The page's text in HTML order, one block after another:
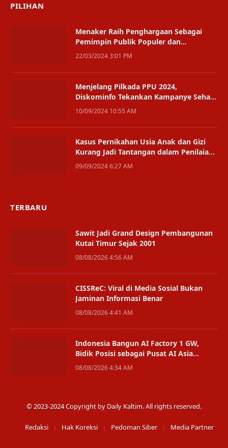
PILIHAN
Menaker Raih Penghargaan Sebagai
Pemimpin Publik Populer dan
Perempuan Inspiratif
22/03/2024 3:01 PM
Menjelang Pilkada PPU 2024,
Diskominfo Tekankan Kampanye Sehat
Tanpa Provokasi
10/09/2024 10:55 AM
Kasus Pernikahan Usia Anak dan Gizi
Kurang Jadi Tantangan dalam Penilaian
KLA di PPU
09/09/2024 6:27 AM
TERBARU
Sawit Jadi Grand Design Pembangunan
Kutai Timur Sejak 2001
08/08/2026 4:56 AM
CISSReC: Viral di Media Sosial Bukan
Jaminan Informasi Benar
08/08/2026 4:41 AM
Indonesia Bangun AI Factory 1 GW,
Bidik Posisi sebagai Pusat AI Asia
Tenggara
08/08/2026 4:34 AM
© 2023-2024 Copyright by Daily Kaltim. All rights reserved.
Redaksi Hak Koreksi Pedoman Siber Media Partner